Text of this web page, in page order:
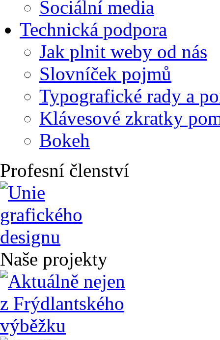
Sociální media
Technická podpora
Jak plnit weby od nás
Slovníček pojmů
Typografické rady a
Klávesové zkratky
Bokeh
Profesní členství
Naše projekty